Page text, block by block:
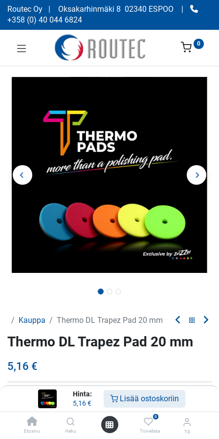
Hinta:
5,16€ Lisää ostoskoriin
Etusivu Haku
0
Toivelista Tili
Routec Oy | Oksakarhinmäki 8 02340 ESPOO
|
+358 (0) 40 044 6824
0
Kauppa Thermo DL Trapez Pad 20 mm
Thermo DL Trapez Pad 20 mm
5,16 €
55/20/35
70/20/55
0,60
90/20/76 1,48